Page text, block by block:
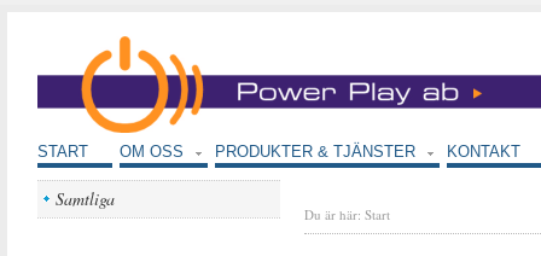
START OM OSS PRODUKTER & TJÄNSTER KONTAKT
Samtliga
Du är här: Start